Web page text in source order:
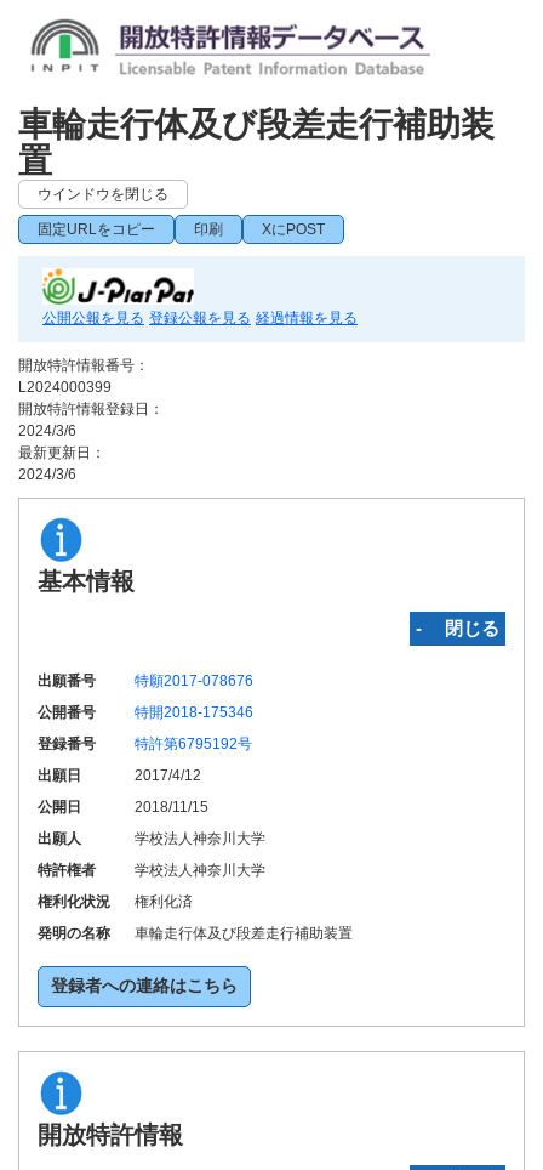
車輪走行体及び段差走行補助装
置
ウインドウを閉じる
固定URLをコピー 印刷 XにPOST
公開公報を見る 登録公報を見る 経過情報を見る
開放特許情報番号：
L2024000399
開放特許情報登録日：
2024/3/6
最新更新日：
2024/3/6
基本情報
‐ 閉じる
出願番号
特願2017-078676
公開番号
特開2018-175346
登録番号
特許第6795192号
出願日
2017/4/12
公開日
2018/11/15
出願人
学校法人神奈川大学
特許権者
学校法人神奈川大学
権利化状況
権利化済
発明の名称
車輪走行体及び段差走行補助装置
登録者への連絡はこちら
開放特許情報